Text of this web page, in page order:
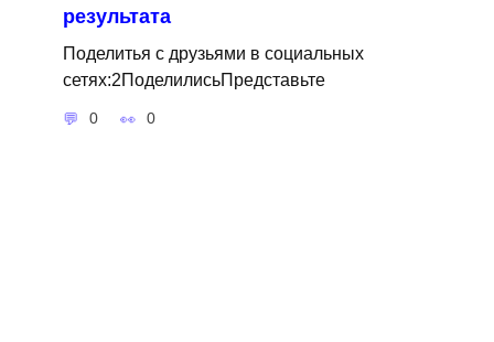
результата
Поделитья с друзьями в социальных
сетях:2ПоделилисьПредставьте
0 0